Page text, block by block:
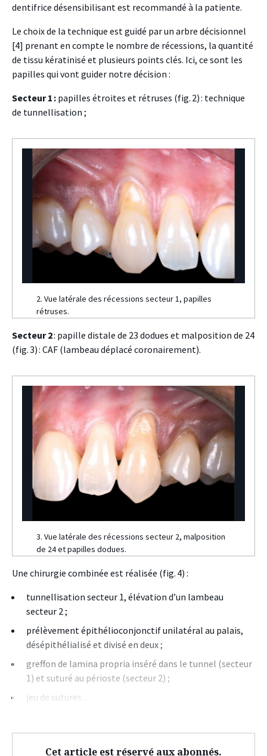
dentifrice désensibilisant est recommandé à la patiente.
Le choix de la technique est guidé par un arbre décisionnel
[4] prenant en compte le nombre de récessions, la quantité
de tissu kératinisé et plusieurs points clés. Ici, ce sont les
papilles qui vont guider notre décision :
Secteur 1 : papilles étroites et rétruses (fig. 2) : technique
de tunnellisation ;
2. Vue latérale des récessions secteur 1, papilles
rétruses.
Secteur 2: papille distale de 23 dodues et malposition de 24
(fig. 3) : CAF (lambeau déplacé coronairement).
3. Vue latérale des récessions secteur 2, malposition
de 24 et papilles dodues.
Une chirurgie combinée est réalisée (fig. 4) :
tunnellisation secteur 1, élévation d’un lambeau
secteur 2 ;
prélèvement épithélioconjonctif unilatéral au palais,
désépithélialisé et divisé en deux ;
greffon de lamina propria inséré dans le tunnel (secteur
1) et suturé au périoste (secteur 2) ;
jeu de sutures…
Cet article est réservé aux abonnés.